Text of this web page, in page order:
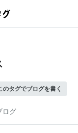
のタグでブログを書く
ログ